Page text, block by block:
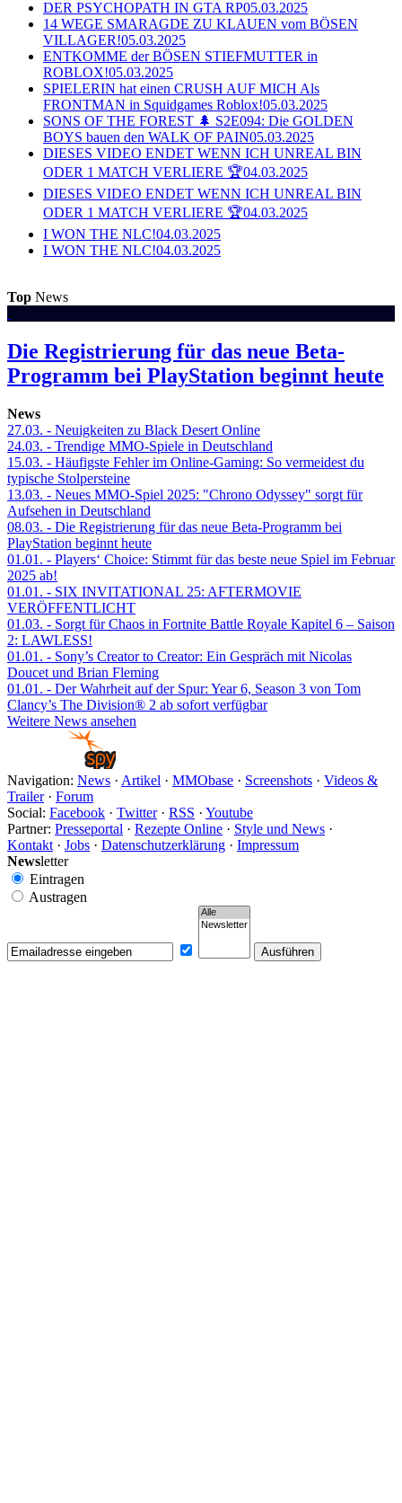
DER PSYCHOPATH IN GTA RP05.03.2025
14 WEGE SMARAGDE ZU KLAUEN vom BÖSEN
VILLAGER!05.03.2025
ENTKOMME der BÖSEN STIEFMUTTER in
ROBLOX!05.03.2025
SPIELERIN hat einen CRUSH AUF MICH Als
FRONTMAN in Squidgames Roblox!05.03.2025
SONS OF THE FOREST 🌲 S2E094: Die GOLDEN
BOYS bauen den WALK OF PAIN05.03.2025
DIESES VIDEO ENDET WENN ICH UNREAL BIN
ODER 1 MATCH VERLIERE 🏆04.03.2025
DIESES VIDEO ENDET WENN ICH UNREAL BIN
ODER 1 MATCH VERLIERE 🏆04.03.2025
I WON THE NLC!04.03.2025
I WON THE NLC!04.03.2025
Top News
Die Registrierung für das neue Beta-
Programm bei PlayStation beginnt heute
News
27.03. - Neuigkeiten zu Black Desert Online
24.03. - Trendige MMO-Spiele in Deutschland
15.03. - Häufigste Fehler im Online-Gaming: So vermeidest du
typische Stolpersteine
13.03. - Neues MMO-Spiel 2025: "Chrono Odyssey" sorgt für
Aufsehen in Deutschland
08.03. - Die Registrierung für das neue Beta-Programm bei
PlayStation beginnt heute
01.01. - Players‘ Choice: Stimmt für das beste neue Spiel im Februar
2025 ab!
01.01. - SIX INVITATIONAL 25: AFTERMOVIE
VERÖFFENTLICHT
01.03. - Sorgt für Chaos in Fortnite Battle Royale Kapitel 6 – Saison
2: LAWLESS!
01.01. - Sony’s Creator to Creator: Ein Gespräch mit Nicolas
Doucet und Brian Fleming
01.01. - Der Wahrheit auf der Spur: Year 6, Season 3 von Tom
Clancy’s The Division® 2 ab sofort verfügbar
Weitere News ansehen
Navigation: News · Artikel · MMObase · Screenshots · Videos &
Trailer· Forum
Social: Facebook · Twitter· RSS · Youtube
Partner: Presseportal · Rezepte Online · Style und News ·
Kontakt · Jobs · Datenschutzerklärung · Impressum
Newsletter
Eintragen
Austragen